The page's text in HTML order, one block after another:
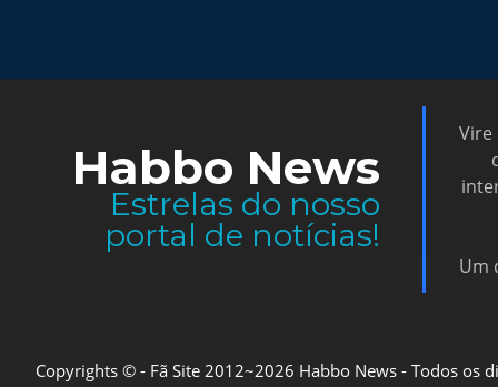
Habbo News
Estrelas do nosso
portal de notícias!
Vire
Um
Copyrights © - Fã Site 2012~2026 Habbo News - Todos os